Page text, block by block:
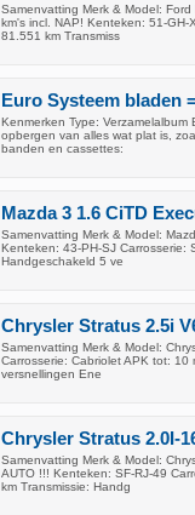
Samenvatting Merk & Model:
km's incl. NAP! Kenteken: 51-
81.551 km Transmiss
Euro Systeem bladen
Kenmerken Type:
opbergen van alles wat plat is,
banden en cassettes:
Mazda 3 1.6 CiTD
Samenvatting Merk & Model:
Kenteken: 43-PH-SJ
Handgeschakeld 5 ve
Chrysler Stratus 2.5i
Samenvatting Merk & Model:
Carrosserie: Cabriolet APK tot:
versnellingen Ene
Chrysler Stratus 2.0I-
Samenvatting Merk & Model:
AUTO !!! Kenteken: SF-RJ-49
km Transmissie: Handg